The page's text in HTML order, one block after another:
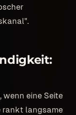
wenn eine Seite
rankt langsame